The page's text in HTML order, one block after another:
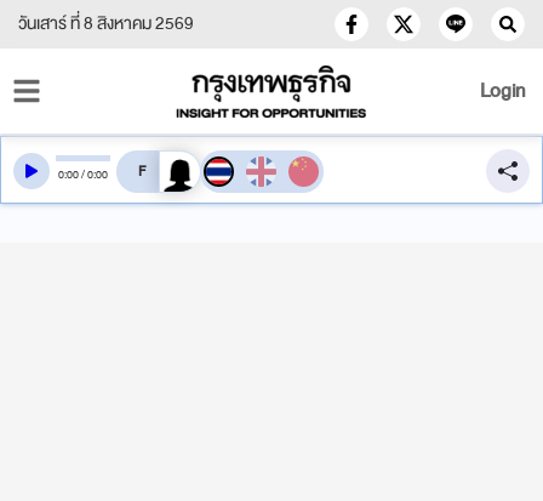
วันเสาร์ ที่ 8 สิงหาคม 2569
Login
0:00/0:00 สลับเสียงอ่าน